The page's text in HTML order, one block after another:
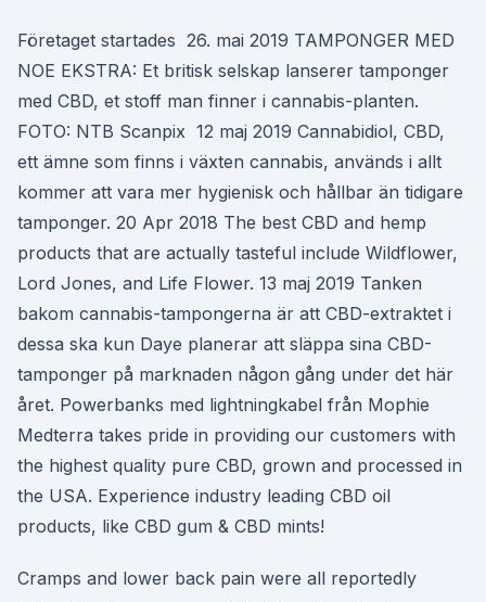
Företaget startades 26. mai 2019 TAMPONGER MED
NOE EKSTRA: Et britisk selskap lanserer tamponger
med CBD, et stoff man finner i cannabis-planten.
FOTO: NTB Scanpix 12 maj 2019 Cannabidiol, CBD,
ett ämne som finns i växten cannabis, används i allt
kommer att vara mer hygienisk och hållbar än tidigare
tamponger. 20 Apr 2018 The best CBD and hemp
products that are actually tasteful include Wildflower,
Lord Jones, and Life Flower. 13 maj 2019 Tanken
bakom cannabis-tampongerna är att CBD-extraktet i
dessa ska kun Daye planerar att släppa sina CBD-
tamponger på marknaden någon gång under det här
året. Powerbanks med lightningkabel från Mophie
Medterra takes pride in providing our customers with
the highest quality pure CBD, grown and processed in
the USA. Experience industry leading CBD oil
products, like CBD gum & CBD mints!
Cramps and lower back pain were all reportedly